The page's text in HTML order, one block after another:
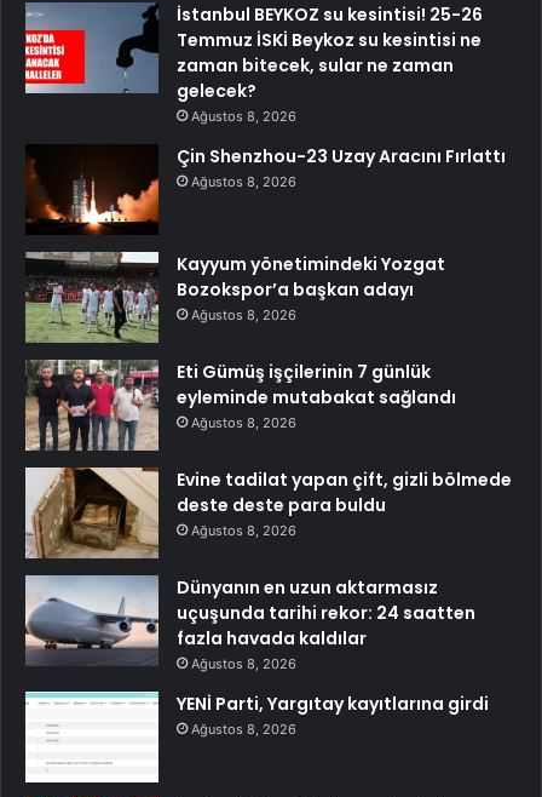
İstanbul BEYKOZ su kesintisi! 25-26
Temmuz İSKİ Beykoz su kesintisi ne
zaman bitecek, sular ne zaman
gelecek?
Ağustos 8, 2026
Çin Shenzhou-23 Uzay Aracını Fırlattı
Ağustos 8, 2026
Kayyum yönetimindeki Yozgat
Bozokspor’a başkan adayı
Ağustos 8, 2026
Eti Gümüş işçilerinin 7 günlük
eyleminde mutabakat sağlandı
Ağustos 8, 2026
Evine tadilat yapan çift, gizli bölmede
deste deste para buldu
Ağustos 8, 2026
Dünyanın en uzun aktarmasız
uçuşunda tarihi rekor: 24 saatten
fazla havada kaldılar
Ağustos 8, 2026
YENİ Parti, Yargıtay kayıtlarına girdi
Ağustos 8, 2026